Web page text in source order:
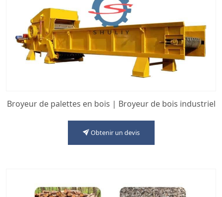
Broyeur de palettes en bois | Broyeur de bois industriel
Obtenir un devis